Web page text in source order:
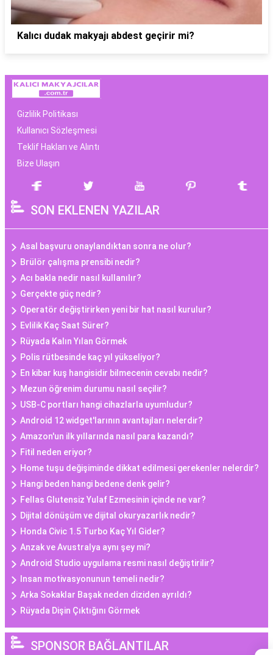
Kalıcı dudak makyajı abdest geçirir mi?
Gizlilik Politikası
Kullanıcı Sözleşmesi
Teklif Hakları ve Alıntı
Bize Ulaşın
SON EKLENEN YAZILAR
Asal başvuru onaylandıktan sonra ne olur?
Brülör çalışma prensibi nedir?
Acı bakla nedir nasıl kullanılır?
Gerçekte güç nedir?
Operatör değiştirirken yeni bir hat nasıl kurulur?
Evlilik Kaç Saat Sürer?
Rüyada Kalın Yılan Görmek
Polis rütbesinde kaç yıl yükseliyor?
En kibar kuş hangisidir bilmecenin cevabı nedir?
Mezun öğrenim durumu nasıl seçilir?
USB-C portları hangi cihazlarla uyumludur?
Android 12 widget'larının avantajları nelerdir?
Amazon'un ilk yıllarında nasıl para kazandı?
Fitil neden eriyor?
Home tuşu değişiminde dikkat edilmesi gerekenler nelerdir?
Hangi beden hangi bedene denk gelir?
Fellas Glutensiz Yulaf Ezmesinin içinde ne var?
Dijital dönüşüm ve dijital okuryazarlık nedir?
Honda Civic 1.5 Turbo Kaç Yıl Gider?
Anzak ve Avustralya aynı şey mi?
Android Studio uygulama resmi nasıl değiştirilir?
Insan motivasyonunun temeli nedir?
Arka Sokaklar Başak neden diziden ayrıldı?
Rüyada Dişin Çıktığını Görmek
SPONSOR BAĞLANTILAR